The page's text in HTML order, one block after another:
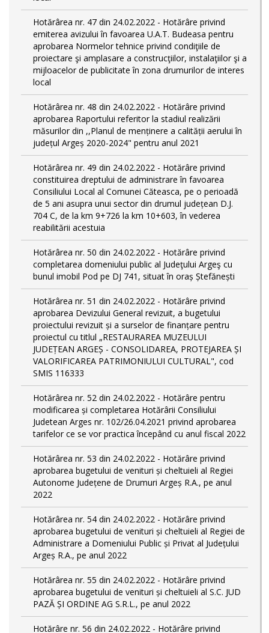
Hotărârea nr. 47 din 24.02.2022 - Hotărâre privind
emiterea avizului în favoarea U.A.T. Budeasa pentru
aprobarea Normelor tehnice privind condiţiile de
proiectare şi amplasare a construcţiilor, instalaţiilor şi a
mijloacelor de publicitate în zona drumurilor de interes
local
Hotărârea nr. 48 din 24.02.2022 - Hotărâre privind
aprobarea Raportului referitor la stadiul realizării
măsurilor din ,,Planul de menținere a calității aerului în
județul Argeș 2020-2024" pentru anul 2021
Hotărârea nr. 49 din 24.02.2022 - Hotărâre privind
constituirea dreptului de administrare în favoarea
Consiliului Local al Comunei Căteasca, pe o perioadă
de 5 ani asupra unui sector din drumul județean D.J.
704 C, de la km 9+726 la km 10+603, în vederea
reabilitării acestuia
Hotărârea nr. 50 din 24.02.2022 - Hotărâre privind
completarea domeniului public al Judeţului Argeş cu
bunul imobil Pod pe DJ 741, situat în oraș Ștefănești
Hotărârea nr. 51 din 24.02.2022 - Hotărâre privind
aprobarea Devizului General revizuit, a bugetului
proiectului revizuit și a surselor de finanțare pentru
proiectul cu titlul „RESTAURAREA MUZEULUI
JUDEȚEAN ARGEȘ - CONSOLIDAREA, PROTEJAREA ȘI
VALORIFICAREA PATRIMONIULUI CULTURAL", cod
SMIS 116333
Hotărârea nr. 52 din 24.02.2022 - Hotărâre pentru
modificarea și completarea Hotărârii Consiliului
Judetean Arges nr. 102/26.04.2021 privind aprobarea
tarifelor ce se vor practica începând cu anul fiscal 2022
Hotărârea nr. 53 din 24.02.2022 - Hotărâre privind
aprobarea bugetului de venituri și cheltuieli al Regiei
Autonome Județene de Drumuri Argeș R.A., pe anul
2022
Hotărârea nr. 54 din 24.02.2022 - Hotărâre privind
aprobarea bugetului de venituri și cheltuieli al Regiei de
Administrare a Domeniului Public și Privat al Județului
Argeș R.A., pe anul 2022
Hotărârea nr. 55 din 24.02.2022 - Hotărâre privind
aprobarea bugetului de venituri și cheltuieli al S.C. JUD
PAZĂ ȘI ORDINE AG S.R.L., pe anul 2022
Hotărâre nr. 56 din 24.02.2022 - Hotărâre privind